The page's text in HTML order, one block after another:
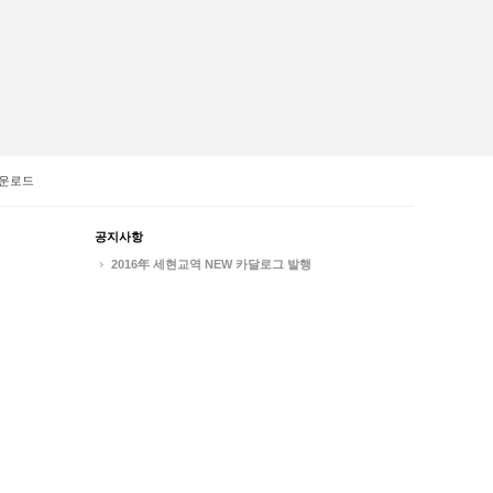
로드
공지사항
2016年 세현교역 NEW 카달로그 발행